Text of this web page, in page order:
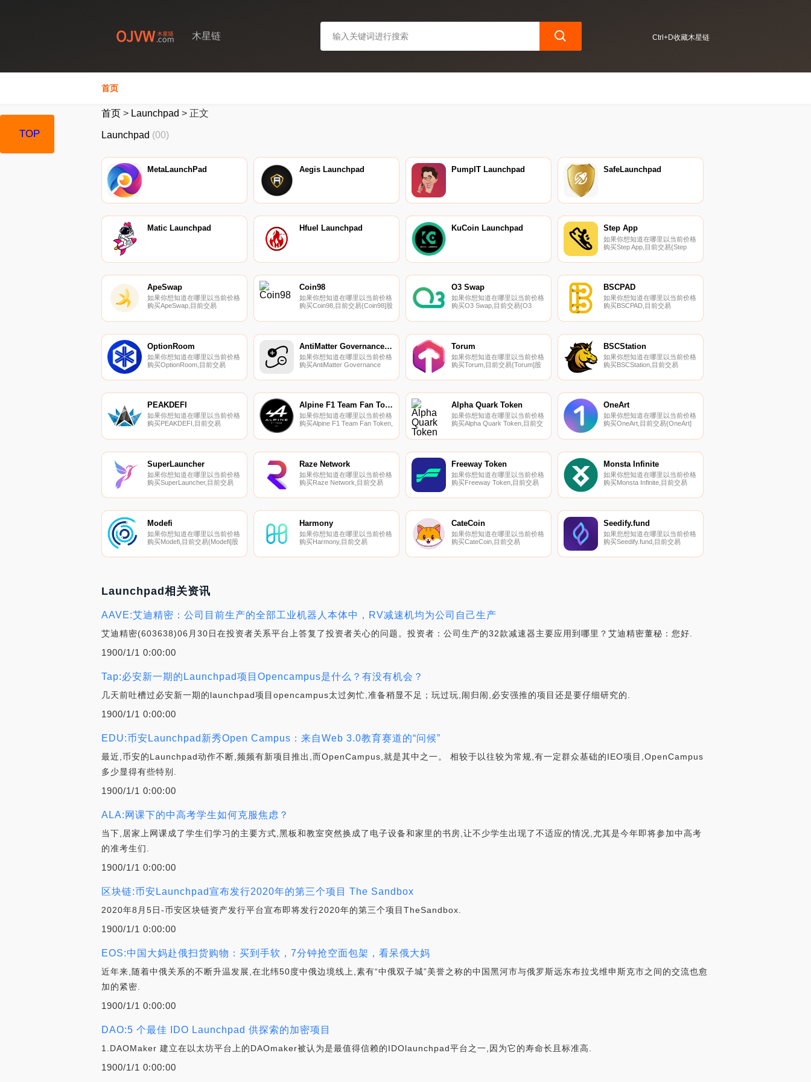
木星链 Ctrl+D收藏木星链
首页
首页 > Launchpad > 正文
TOP Launchpad (00)
MetaLaunchPad Aegis Launchpad PumpIT Launchpad SafeLaunchpad
Matic Launchpad Hfuel Launchpad KuCoin Launchpad Step App
如果你想知道在哪里以当前价格
购买Step App,目前交易{Step
是OKX、CoinW、ByFITFIt、
其他列表.
ApeSwap
如果你想知道在哪里以当前价格
购买ApeSwap,目前交易
交易所是CoinW、Bitrue、
您可以在我们的加密货币交易所
页面上找到其他列表.
Coin98
如果你想知道在哪里以当前价格
购买Coin98,目前交易{Coin98]股
Binance、Deepcoin、BTCEX、
的加密货币交易所页面上找到其
他列表.
O3 Swap
如果你想知道在哪里以当前价格
购买O3 Swap,目前交易{O3
所是CoinW、Gate.io、MEXC、
的加密货币交易所页面上找到其
他列表.
BSCPAD
如果你想知道在哪里以当前价格
购买BSCPAD,目前交易
交易所是Gate.io、MEXC、
PancakeSwap。您可以在我们
的加密货币交易所页面上找到其
他列表.
OptionRoom
如果你想知道在哪里以当前价格
购买OptionRoom,目前交易
货币交易所是Gate.io、
PancakeSwap（V2）。您可以
在我们的加密货币交易所页面上
找到其他列表.
AntiMatter Governance Token
如果你想知道在哪里以当前价格
购买AntiMatter Governance
Governance Token]股票的顶级
JuMATTER.
Torum
如果你想知道在哪里以当前价格
购买Torum,目前交易{Torum]股
KuCoin、XT.COM、MEXC、
其他列表。什么是二进制？
Torum是一个专门为加密货币用
户和项目设计的SocialFi元宇宙
生态系统.
BSCStation
如果你想知道在哪里以当前价格
购买BSCStation,目前交易
币交易所是Gate.io和MEXC。您
（BSCS）旨在通过币安智能链
上的NFT拍卖构建全栈DEFI.
PEAKDEFI
如果你想知道在哪里以当前价格
购买PEAKDEFI,目前交易
币交易所是MEXC、HitBTC、
在我们的加密货币交易所页面上
找到其他列表.
Alpine F1 Team Fan Token
如果你想知道在哪里以当前价格
购买Alpine F1 Team Fan Token,
Token]股票的顶级加密货币交易
Alpha Quark Token
如果你想知道在哪里以当前价格
购买Alpha Quark Token,目前交
顶级加密货币交易所是BingX、
货币交易所页面上找到其他列
表.
OneArt
如果你想知道在哪里以当前价格
购买OneArt,目前交易{OneArt]
Gate.io和KyberSwap
到其他列表.
SuperLauncher
如果你想知道在哪里以当前价格
购买SuperLauncher,目前交易
密货币交易所是
PancakeSwap。您可以在我们
的加密货币交易所页面上找到其
他列表.
Raze Network
如果你想知道在哪里以当前价格
购买Raze Network,目前交易
货币交易所是Gate.io、
找到其他列表.
Freeway Token
如果你想知道在哪里以当前价格
购买Freeway Token,目前交易
密货币交易所是
加密货币交易所页面上找到其他
列表.
Monsta Infinite
如果你想知道在哪里以当前价格
购买Monsta Infinite,目前交易
货币交易所是KuCoin、
在我们的加密货币交易所页面上
找到其他列表.
Modefi
如果你想知道在哪里以当前价格
购买Modefi,目前交易{Modefi]股
KuCoin。您可以在我们的加密
能合约实现链上数据的真正去中
心化集成.
Harmony
如果你想知道在哪里以当前价格
购买Harmony,目前交易
交易所是Binance、OKX、
CateCoin
如果你想知道在哪里以当前价格
购买CateCoin,目前交易
交易所是Bitrue、Gate.io、
Seedify.fund
如果您想知道在哪里以当前价格
购买Seedify.fund,目前交易
加密货币交易所是CoinW、
Launchpad相关资讯
AAVE:艾迪精密：公司目前生产的全部工业机器人本体中，RV减速机均为公司自己生产
艾迪精密(603638)06月30日在投资者关系平台上答复了投资者关心的问题。投资者：公司生产的32款减速器主要应用到哪里？艾迪精密董秘：您好.
1900/1/1 0:00:00
Tap:必安新一期的Launchpad项目Opencampus是什么？有没有机会？
几天前吐槽过必安新一期的launchpad项目opencampus太过匆忙,准备稍显不足；玩过玩,闹归闹,必安强推的项目还是要仔细研究的.
1900/1/1 0:00:00
EDU:币安Launchpad新秀Open Campus：来自Web 3.0教育赛道的“问候”
最近,币安的Launchpad动作不断,频频有新项目推出,而OpenCampus,就是其中之一。 相较于以往较为常规,有一定群众基础的IEO项目,OpenCampus
多少显得有些特别.
1900/1/1 0:00:00
ALA:网课下的中高考学生如何克服焦虑？
当下,居家上网课成了学生们学习的主要方式,黑板和教室突然换成了电子设备和家里的书房,让不少学生出现了不适应的情况,尤其是今年即将参加中高考
的准考生们.
1900/1/1 0:00:00
区块链:币安Launchpad宣布发行2020年的第三个项目 The Sandbox
2020年8月5日-币安区块链资产发行平台宣布即将发行2020年的第三个项目TheSandbox.
1900/1/1 0:00:00
EOS:中国大妈赴俄扫货购物：买到手软，7分钟抢空面包架，看呆俄大妈
近年来,随着中俄关系的不断升温发展,在北纬50度中俄边境线上,素有“中俄双子城”美誉之称的中国黑河市与俄罗斯远东布拉戈维申斯克市之间的交流也愈
加的紧密.
1900/1/1 0:00:00
DAO:5 个最佳 IDO Launchpad 供探索的加密项目
1.DAOMaker 建立在以太坊平台上的DAOmaker被认为是最值得信赖的IDOlaunchpad平台之一,因为它的寿命长且标准高.
1900/1/1 0:00:00